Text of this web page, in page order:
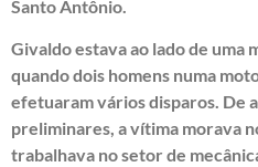
Santo Antônio.
Givaldo estava ao lado de uma
quando dois homens numa
efetuaram vários disparos. De
preliminares, a vítima morava
trabalhava no setor de